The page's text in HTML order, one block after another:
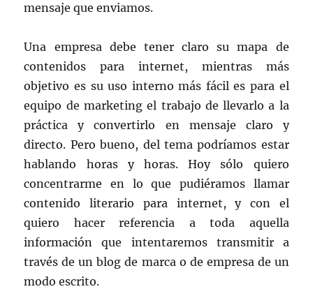
mensaje que enviamos.
Una empresa debe tener claro su mapa de
contenidos para internet, mientras más
objetivo es su uso interno más fácil es para el
equipo de marketing el trabajo de llevarlo a la
práctica y convertirlo en mensaje claro y
directo. Pero bueno, del tema podríamos estar
hablando horas y horas. Hoy sólo quiero
concentrarme en lo que pudiéramos llamar
contenido literario para internet, y con el
quiero hacer referencia a toda aquella
información que intentaremos transmitir a
través de un blog de marca o de empresa de un
modo escrito.